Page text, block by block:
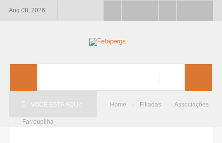
Aug 08, 2026
VOCÊ ESTÁ AQUI: Home Filiadas Associações
Farroupilha